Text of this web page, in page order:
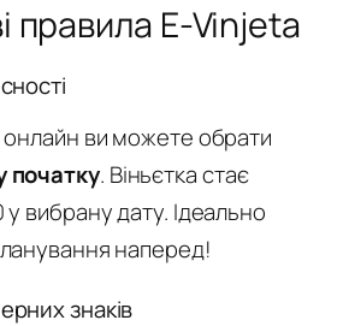
правила E-Vinjeta
онлайн ви можете обрати
початку. Віньєтка стає
вибрану дату. Ідеально
наперед!
знаків